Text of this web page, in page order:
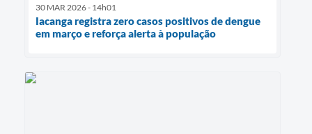
30 MAR 2026 - 14h01
Iacanga registra zero casos positivos de dengue
em março e reforça alerta à população